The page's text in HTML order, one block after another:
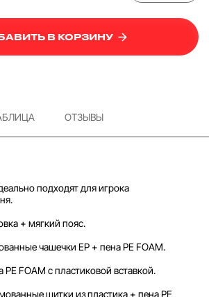
В КОРЗИНУ
ОТЗЫВЫ
подходят для игрока
+ мягкий пояс.
чашечки EP + пена PE FOAM.
PE FOAM с пластиковой вставкой.
щитки из пластика + пена PE